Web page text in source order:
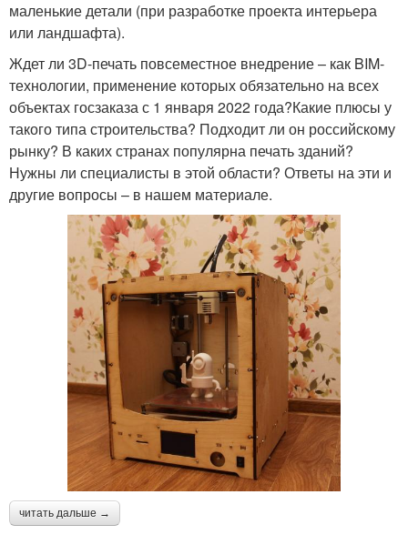
маленькие детали (при разработке проекта интерьера
или ландшафта).
Ждет ли 3D-печать повсеместное внедрение – как BIM-
технологии, применение которых обязательно на всех
объектах госзаказа с 1 января 2022 года?Какие плюсы у
такого типа строительства? Подходит ли он российскому
рынку? В каких странах популярна печать зданий?
Нужны ли специалисты в этой области? Ответы на эти и
другие вопросы – в нашем материале.
читать дальше →